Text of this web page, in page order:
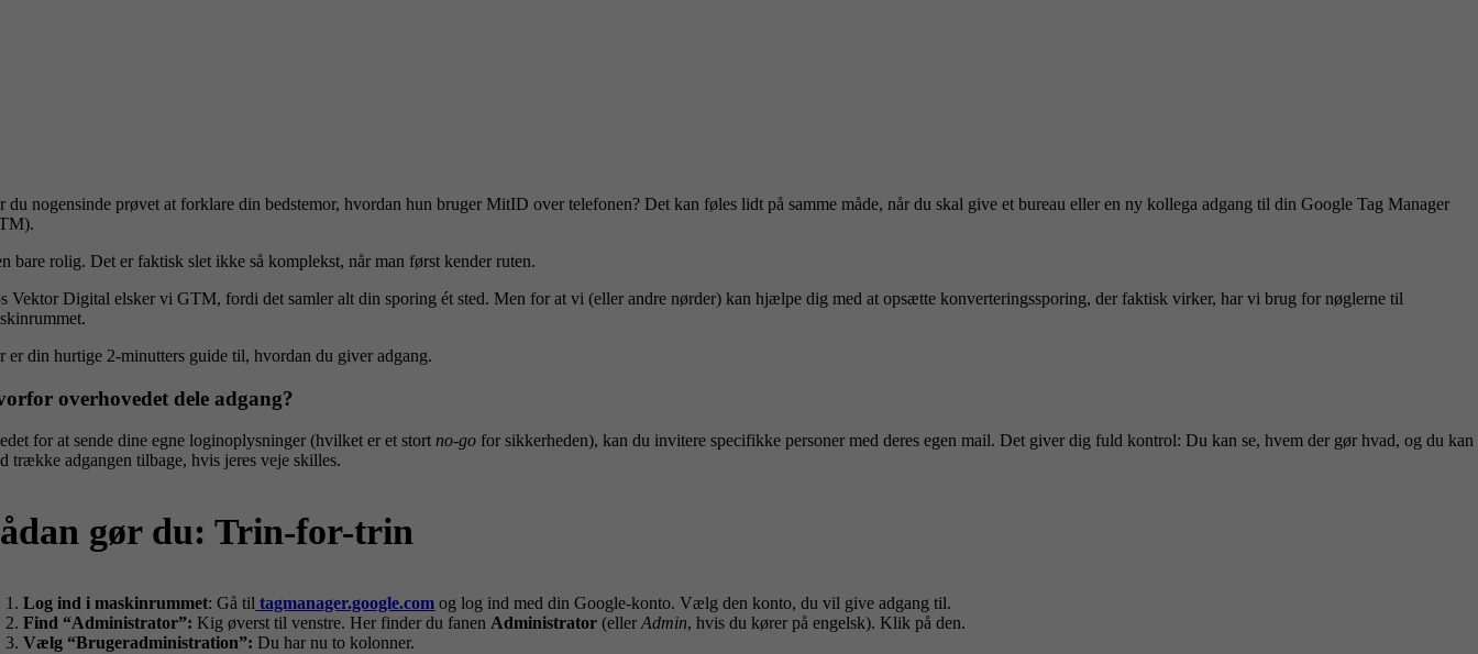
du nogensinde prøvet at forklare din bedstemor, hvordan hun bruger MitID over telefonen? Det kan føles lidt på samme måde, når du skal give et bureau eller en ny kollega adgang til din Google Tag Manager
bare rolig. Det er faktisk slet ikke så komplekst, når man først kender ruten.
Vektor Digital elsker vi GTM, fordi det samler alt din sporing ét sted. Men for at vi (eller andre nørder) kan hjælpe dig med at opsætte konverteringssporing, der faktisk virker, har vi brug for nøglerne til
er din hurtige 2-minutters guide til, hvordan du giver adgang.
overhovedet dele adgang?
for at sende dine egne loginoplysninger (hvilket er et stortno-go for sikkerheden), kan du invitere specifikke personer med deres egen mail. Det giver dig fuld kontrol: Du kan se, hvem der gør hvad, og du kan
trække adgangen tilbage, hvis jeres veje skilles.
gør du: Trin-for-trin
Log ind i maskinrummet: Gå til tagmanager.google.com og log ind med din Google-konto. Vælg den konto, du vil give adgang til.
Find “Administrator”: Kig øverst til venstre. Her finder du fanenAdministrator (ellerAdmin, hvis du kører på engelsk). Klik på den.
Vælg “Brugeradministration”: Du har nu to kolonner.